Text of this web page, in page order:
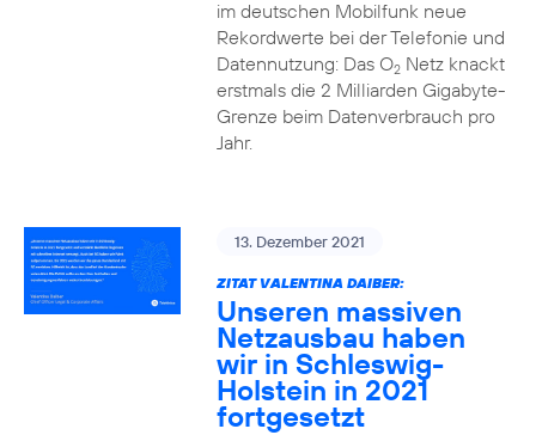
im deutschen Mobilfunk neue
Rekordwerte bei der Telefonie und
Datennutzung: Das O2Netz knackt
erstmals die 2 Milliarden Gigabyte-
Grenze beim Datenverbrauch pro
Jahr.
13. Dezember 2021
ZITAT VALENTINA DAIBER:
Unseren massiven
Netzausbau haben
wir in Schleswig-
Holstein in 2021
fortgesetzt